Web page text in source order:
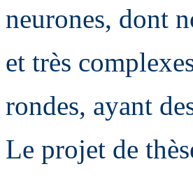
neurones, dont
et très
rondes, ayant
Le projet de